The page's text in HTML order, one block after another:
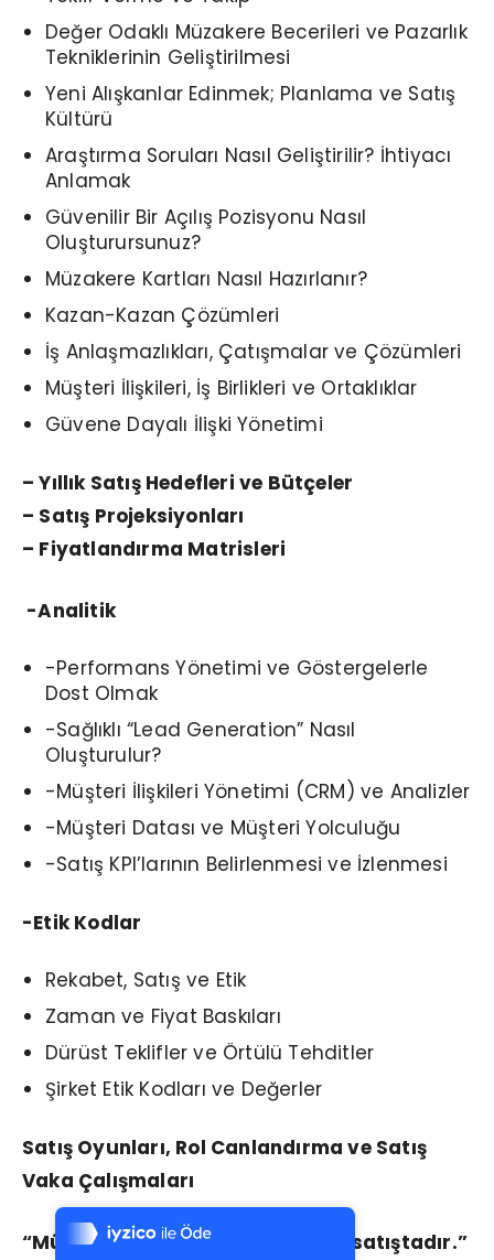
7/24 Canlı Destek
%100 Sorunsuz Alışveriş
Değer Odaklı Müzakere Becerileri ve Pazarlık
Tekniklerinin Geliştirilmesi
Yeni Alışkanlar Edinmek; Planlama ve Satış
Kültürü
Araştırma Soruları Nasıl Geliştirilir? İhtiyacı
Anlamak
Güvenilir Bir Açılış Pozisyonu Nasıl
Oluşturursunuz?
Müzakere Kartları Nasıl Hazırlanır?
Kazan-Kazan Çözümleri
İş Anlaşmazlıkları, Çatışmalar ve Çözümleri
Müşteri İlişkileri, İş Birlikleri ve Ortaklıklar
Güvene Dayalı İlişki Yönetimi
– Yıllık Satış Hedefleri ve Bütçeler
– Satış Projeksiyonları
– Fiyatlandırma Matrisleri
-Analitik
-Performans Yönetimi ve Göstergelerle
Dost Olmak
-Sağlıklı “Lead Generation” Nasıl
Oluşturulur?
-Müşteri İlişkileri Yönetimi (CRM) ve Analizler
-Müşteri Datası ve Müşteri Yolculuğu
-Satış KPI’larının Belirlenmesi ve İzlenmesi
-Etik Kodlar
Rekabet, Satış ve Etik
Zaman ve Fiyat Baskıları
Dürüst Teklifler ve Örtülü Tehditler
Şirket Etik Kodları ve Değerler
Satış Oyunları, Rol Canlandırma ve Satış
Vaka Çalışmaları
“Müşteri ile temasta olan herkes satıştadır.”